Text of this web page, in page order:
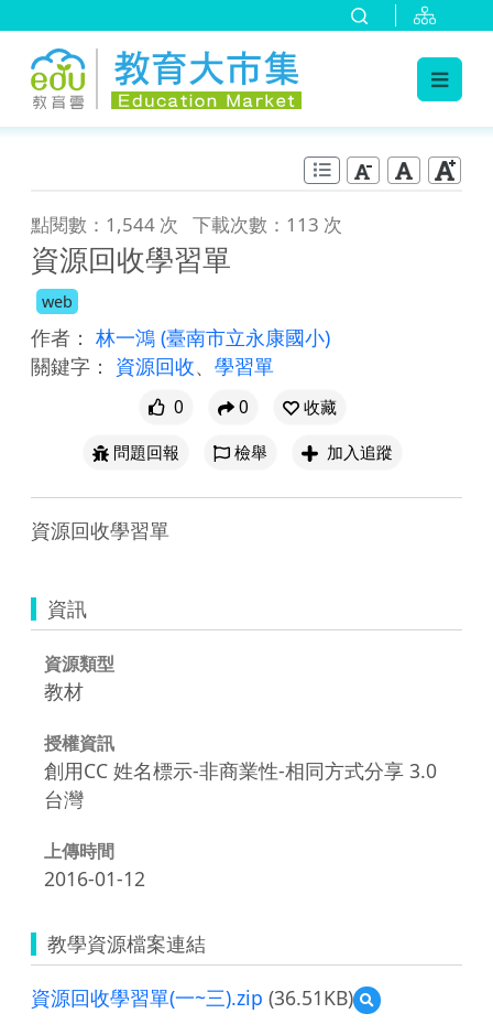
點閱數：1,544 次 下載次數：113 次
資源回收學習單
web
作者： 林一鴻 (臺南市立永康國小)
關鍵字： 資源回收、 學習單
0 0
收藏
問題回報
檢舉 加入追蹤
資源回收學習單
資訊
資源類型
教材
授權資訊
創用CC 姓名標示-非商業性-相同方式分享 3.0
台灣
上傳時間
2016-01-12
教學資源檔案連結
資源回收學習單(一~三).zip (36.51KB)
預
覽